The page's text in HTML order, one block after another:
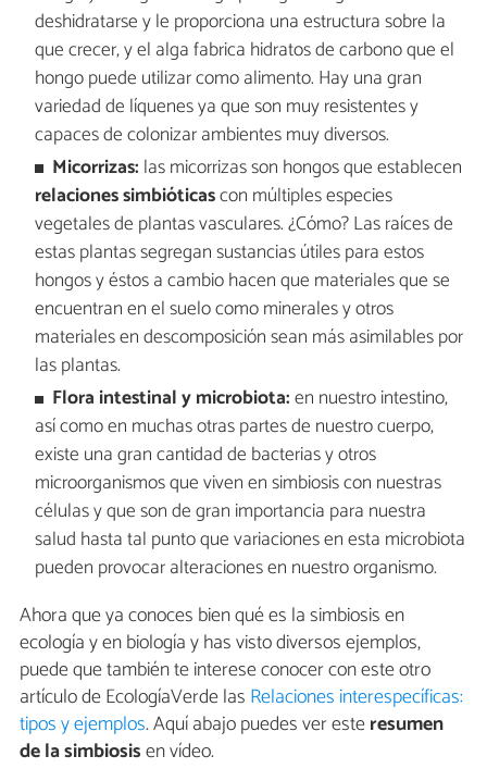
deshidratarse y le proporciona una estructura sobre la
que crecer, y el alga fabrica hidratos de carbono que el
hongo puede utilizar como alimento. Hay una gran
variedad de líquenes ya que son muy resistentes y
capaces de colonizar ambientes muy diversos.
Micorrizas: las micorrizas son hongos que establecen
relaciones simbióticascon múltiples especies
vegetales de plantas vasculares. ¿Cómo? Las raíces de
estas plantas segregan sustancias útiles para estos
hongos y éstos a cambio hacen que materiales que se
encuentran en el suelo como minerales y otros
materiales en descomposición sean más asimilables por
las plantas.
Flora intestinal y microbiota:en nuestro intestino,
así como en muchas otras partes de nuestro cuerpo,
existe una gran cantidad de bacterias y otros
microorganismos que viven en simbiosis con nuestras
células y que son de gran importancia para nuestra
salud hasta tal punto que variaciones en esta microbiota
pueden provocar alteraciones en nuestro organismo.
Ahora que ya conoces bien qué es la simbiosis en
ecología y en biología y has visto diversos ejemplos,
puede que también te interese conocer con este otro
artículo de EcologíaVerde las Relaciones interespecíficas:
tipos y ejemplos. Aquí abajo puedes ver esteresumen
de la simbiosisen vídeo.